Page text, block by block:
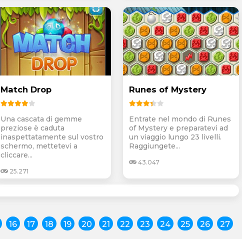
Match Drop
Una cascata di gemme
preziose è caduta
inaspettatamente sul vostro
schermo, mettetevi a
cliccare...
25.271
Runes of Mystery
Entrate nel mondo di Runes
of Mystery e preparatevi ad
un viaggio lungo 23 livelli.
Raggiungete...
43.047
16 17 18 19 20 21 22 23 24 25 26 27